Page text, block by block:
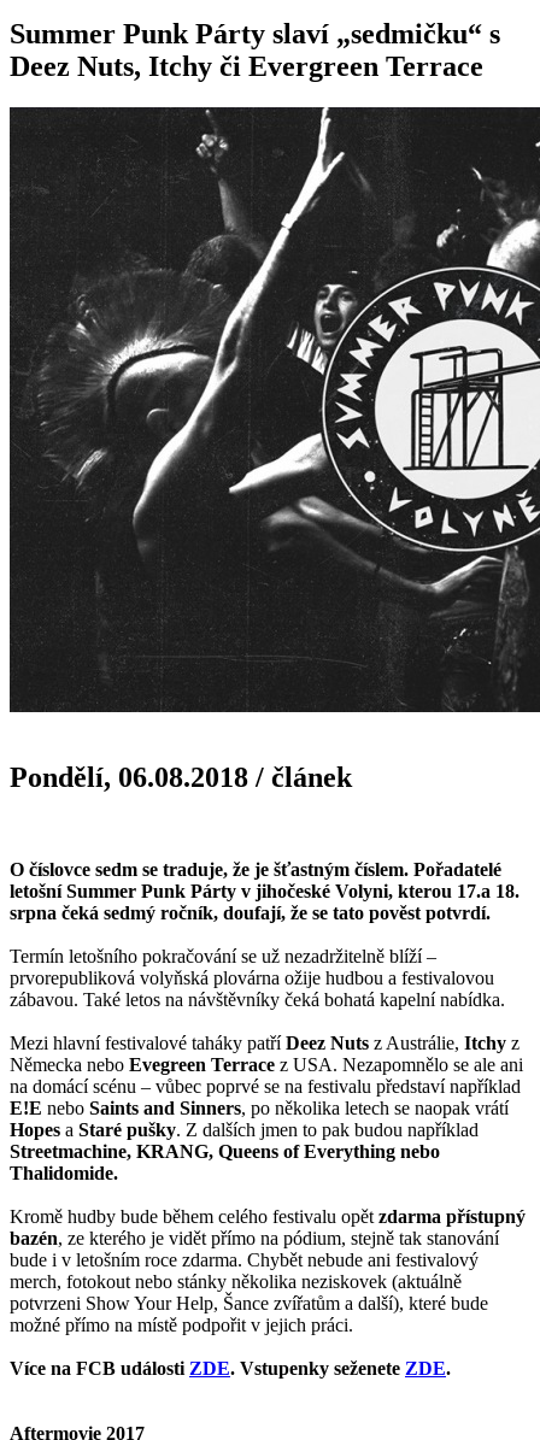
Summer Punk Párty slaví „sedmičku“ s
Deez Nuts, Itchy či Evergreen Terrace
Pondělí, 06.08.2018 / článek
O číslovce sedm se traduje, že je šťastným číslem. Pořadatelé
letošní Summer Punk Párty v jihočeské Volyni, kterou 17.a 18.
srpna čeká sedmý ročník, doufají, že se tato pověst potvrdí.
Termín letošního pokračování se už nezadržitelně blíží –
prvorepubliková volyňská plovárna ožije hudbou a festivalovou
zábavou. Také letos na návštěvníky čeká bohatá kapelní nabídka.
Mezi hlavní festivalové taháky patříDeez Nuts z Austrálie, Itchy z
Německa nebo Evegreen Terrace z USA. Nezapomnělo se ale ani
na domácí scénu – vůbec poprvé se na festivalu představí například
E!E nebo Saints and Sinners, po několika letech se naopak vrátí
Hopes a Staré pušky. Z dalších jmen to pak budou například
Streetmachine, KRANG, Queens of Everything nebo
Thalidomide.
Kromě hudby bude během celého festivalu opět zdarma přístupný
bazén, ze kterého je vidět přímo na pódium, stejně tak stanování
bude i v letošním roce zdarma. Chybět nebude ani festivalový
merch, fotokout nebo stánky několika neziskovek (aktuálně
potvrzeni Show Your Help, Šance zvířatům a další), které bude
možné přímo na místě podpořit v jejich práci.
Více na FCB události ZDE. Vstupenky seženete ZDE.
Aftermovie 2017